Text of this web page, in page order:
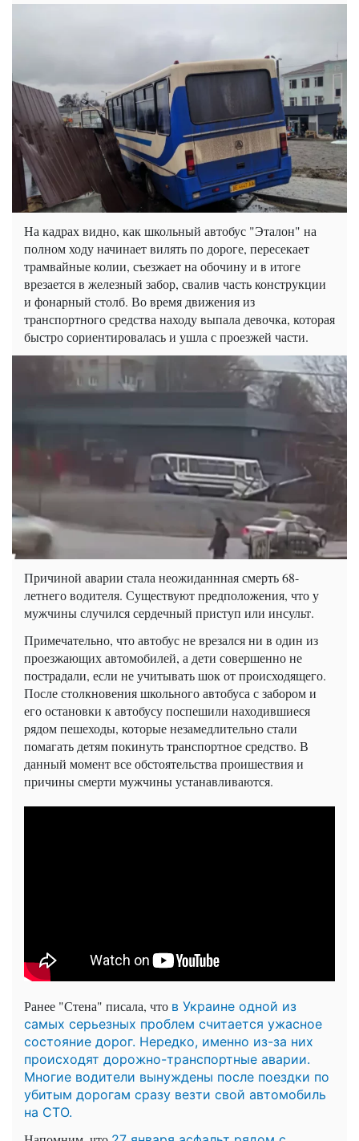
На кадрах видно, как школьный автобус "Эталон" на
полном ходу начинает вилять по дороге, пересекает
трамвайные колии, съезжает на обочину и в итоге
врезается в железный забор, свалив часть конструкции
и фонарный столб. Во время движения из
транспортного средства находу выпала девочка, которая
быстро сориентировалась и ушла с проезжей части.
Причиной аварии стала неожиданнная смерть 68-
летнего водителя. Существуют предположения, что у
мужчины случился сердечный приступ или инсульт.
Примечательно, что автобус не врезался ни в один из
проезжающих автомобилей, а дети совершенно не
пострадали, если не учитывать шок от происходящего.
После столкновения школьного автобуса с забором и
его остановки к автобусу поспешили находившиеся
рядом пешеходы, которые незамедлительно стали
помагать детям покинуть транспортное средство. В
данный момент все обстоятельства проишествия и
причины смерти мужчины устанавливаются.
Ранее "Стена" писала, что в Украине одной из
самых серьезных проблем считается ужасное
состояние дорог. Нередко, именно из-за них
происходят дорожно-транспортные аварии.
Многие водители вынуждены после поездки по
убитым дорогам сразу везти свой автомобиль
на СТО.